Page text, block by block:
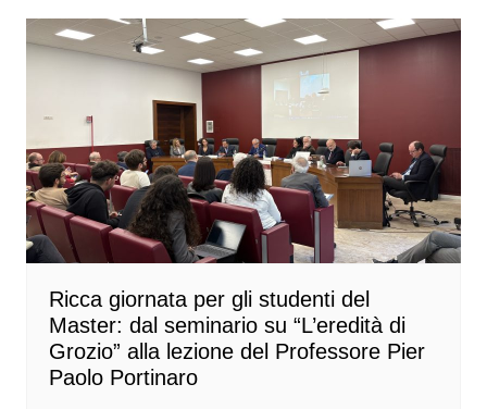
Ricca giornata per gli studenti del
Master: dal seminario su “L’eredità di
Grozio” alla lezione del Professore Pier
Paolo Portinaro